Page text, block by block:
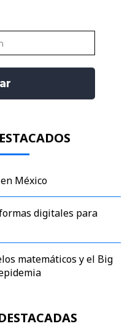
México
digitales para
matemáticos y el Big